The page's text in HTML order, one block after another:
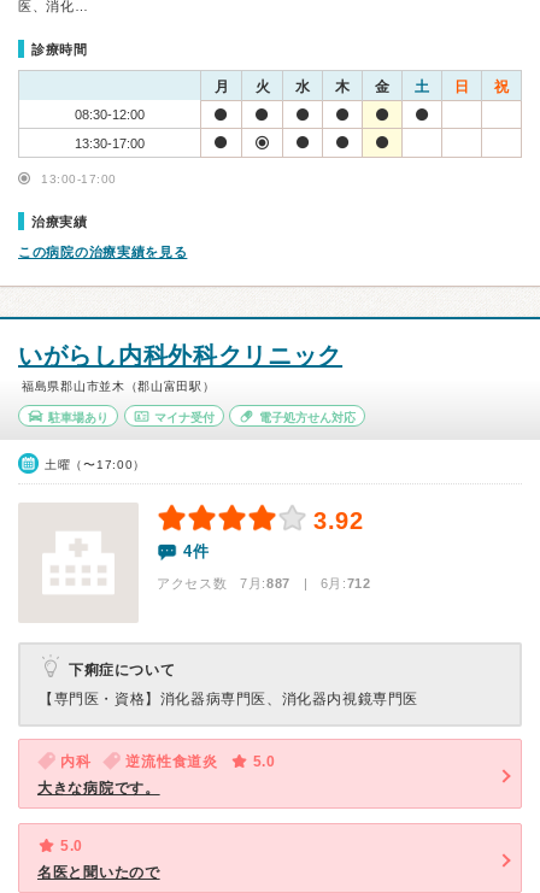
医、消化…
診療時間
月 火 水 木 金 土 日 祝
08:30-12:00
13:30-17:00
13:00-17:00
治療実績
この病院の治療実績を見る
いがらし内科外科クリニック
福島県郡山市並木（郡山富田駅）
駐車場あり マイナ受付 電子処方せん対応
土曜（〜17:00）
3.92
4件
アクセス数 7月:887 | 6月:712
下痢症について
【専門医・資格】 消化器病専門医、消化器内視鏡専門医
内科 逆流性食道炎
5.0
大きな病院です。
5.0
名医と聞いたので